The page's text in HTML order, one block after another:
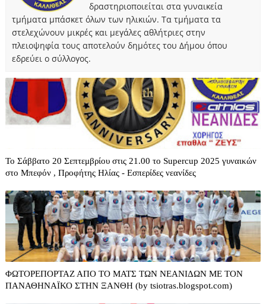
δραστηριοποιείται στα γυναικεία
τμήματα μπάσκετ όλων των ηλικιών. Τα τμήματα τα
στελεχώνουν μικρές και μεγάλες αθλήτριες στην
πλειοψηφία τους αποτελούν δημότες του Δήμου όπου
εδρεύει ο σύλλογος.
Το Σάββατο 20 Σεπτεμβρίου στις 21.00 το Supercup 2025 γυναικών
στο Μπεφόν , Προφήτης Ηλίας - Εσπερίδες νεανίδες
ΦΩΤΟΡΕΠΟΡΤΑΖ ΑΠΟ ΤΟ ΜΑΤΣ ΤΩΝ ΝΕΑΝΙΔΩΝ ΜΕ ΤΟΝ
ΠΑΝΑΘΗΝΑΪΚΟ ΣΤΗΝ ΞΑΝΘΗ (by tsiotras.blogspot.com)